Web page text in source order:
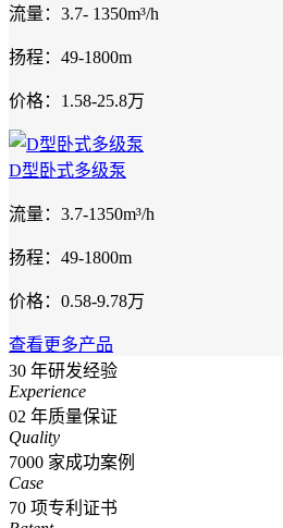
流量：3.7- 1350m³/h
扬程：49-1800m
价格：1.58-25.8万
D型卧式多级泵
流量：3.7-1350m³/h
扬程：49-1800m
价格：0.58-9.78万
查看更多产品
30 年研发经验
Experience
02 年质量保证
Quality
7000 家成功案例
Case
70 项专利证书